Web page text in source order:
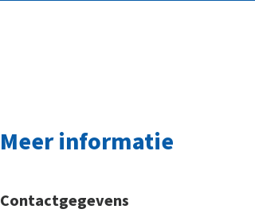
Meer informatie
Contactgegevens